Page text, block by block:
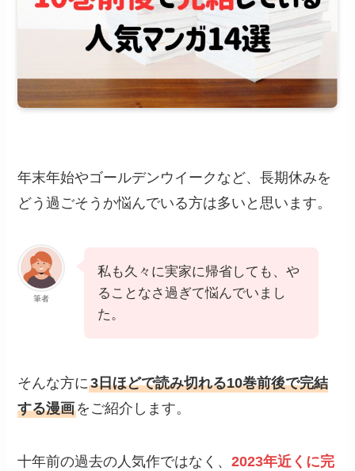
年末年始やゴールデンウイークなど、長期休みを
どう過ごそうか悩んでいる方は多いと思います。
筆者
私も久々に実家に帰省しても、や
ることなさ過ぎて悩んでいまし
た。
そんな方に3日ほどで読み切れる10巻前後で完結
する漫画をご紹介します。
十年前の過去の人気作ではなく、2023年近くに完